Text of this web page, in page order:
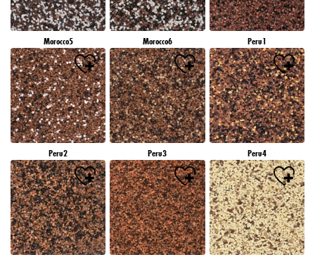
Morocco5 Morocco6 Peru1
Peru2 Peru3 Peru4